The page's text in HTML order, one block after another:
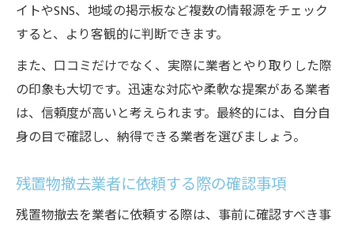
イトやSNS、地域の掲示板など複数の情報源をチェック
すると、より客観的に判断できます。
また、口コミだけでなく、実際に業者とやり取りした際
の印象も大切です。迅速な対応や柔軟な提案がある業者
は、信頼度が高いと考えられます。最終的には、自分自
身の目で確認し、納得できる業者を選びましょう。
残置物撤去業者に依頼する際の確認事項
残置物撤去を業者に依頼する際は、事前に確認すべき事